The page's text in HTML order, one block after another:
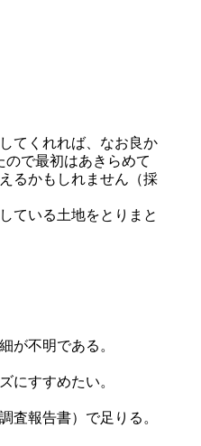
てくれれば、なお良か
で最初はあきらめて
るかもしれません（採
ている土地をとりまと
が不明である。
にすすめたい。
査報告書）で足りる。